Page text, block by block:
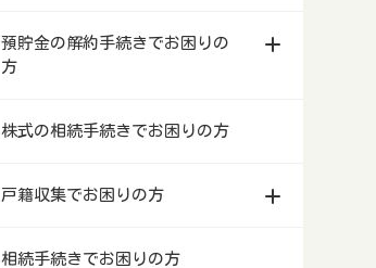
預貯金の解約手続きでお困りの
方
株式の相続手続きでお困りの方
戸籍収集でお困りの方
相続手続きでお困りの方